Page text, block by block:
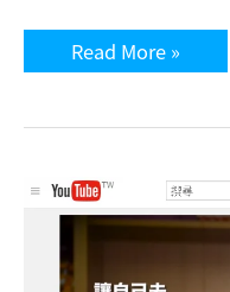
回
顧
喜
年
Read More »